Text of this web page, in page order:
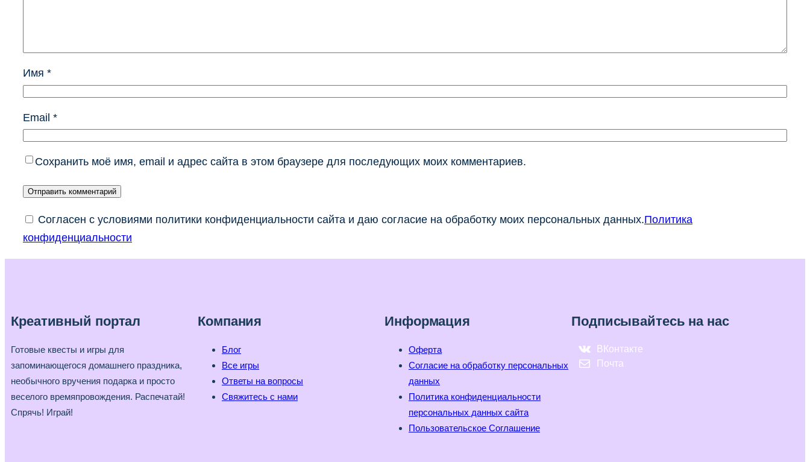
Имя *
Email *
Сохранить моё имя, email и адрес сайта в этом браузере для последующих моих комментариев.
Согласен с условиями политики конфиденциальности сайта и даю согласие на обработку моих персональных данных.Политика
конфиденциальности
Креативный портал
Готовые квесты и игры для
запоминающегося домашнего праздника,
необычного вручения подарка и просто
веселого времяпровождения. Распечатай!
Спрячь! Играй!
Компания
Блог
Все игры
Ответы на вопросы
Свяжитесь с нами
Информация
Оферта
Согласие на обработку персональных
данных
Политика конфиденциальности
персональных данных сайта
Пользовательское Соглашение
Подписывайтесь на нас
ВКонтакте
Почта